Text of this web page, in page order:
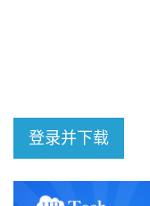
登录并下载